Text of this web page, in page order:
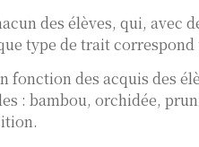
des élèves, qui, avec
type de trait
fonction des acquis des
: bambou, orchidée,